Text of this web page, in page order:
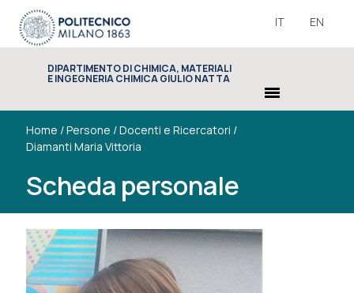
EN
IT
DIPARTIMENTO DI CHIMICA, MATERIALI
E INGEGNERIA CHIMICA GIULIO NATTA
menu
Home /Persone /Docenti e Ricercatori /
Diamanti Maria Vittoria
Scheda personale